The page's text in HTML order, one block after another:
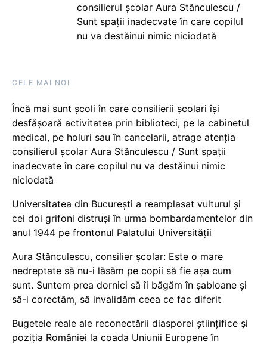
consilierul școlar Aura Stănculescu /
Sunt spații inadecvate în care copilul
nu va destăinui nimic niciodată
CELE MAI NOI
Încă mai sunt școli în care consilierii școlari își
desfășoară activitatea prin biblioteci, pe la cabinetul
medical, pe holuri sau în cancelarii, atrage atenția
consilierul școlar Aura Stănculescu / Sunt spații
inadecvate în care copilul nu va destăinui nimic
niciodată
Universitatea din București a reamplasat vulturul și
cei doi grifoni distruși în urma bombardamentelor din
anul 1944 pe frontonul Palatului Universității
Aura Stănculescu, consilier școlar: Este o mare
nedreptate să nu-i lăsăm pe copii să fie așa cum
sunt. Suntem prea dornici să îi băgăm în șabloane și
să-i corectăm, să invalidăm ceea ce fac diferit
Bugetele reale ale reconectării diasporei științifice și
poziția României la coada Uniunii Europene în